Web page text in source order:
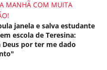
MANHÃ COM MUITA
janela e salva estudante
escola de Teresina:
Deus por ter me dado